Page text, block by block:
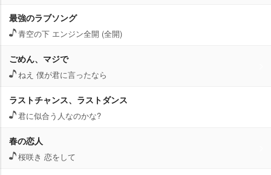
最強のラブソング
青空の下 エンジン全開 (全開)
ごめん、マジで
ねえ 僕が君に言ったなら
ラストチャンス、ラストダンス
君に似合う人なのかな?
春の恋人
桜咲き 恋をして